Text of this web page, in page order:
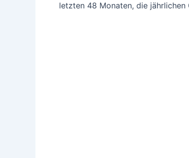
letzten 48 Monaten, die